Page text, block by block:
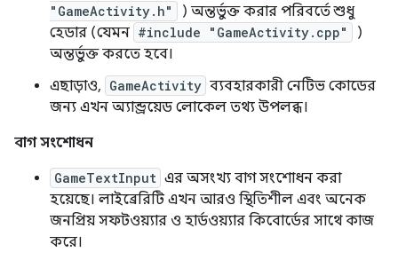
"GameActivity.h"
) অন্তর্ভুক্ত করার পরিবর্তে শুধু
হেডার (যেমন #include "GameActivity.cpp"
)
অন্তর্ভুক্ত করতে হবে।
এছাড়াও, GameActivity ব্যবহারকারী নেটিভ কোডের
জন্য এখন অ্যান্ড্রয়েড লোকেল তথ্য উপলব্ধ।
বাগ সংশোধন
GameTextInput এর অসংখ্য বাগ সংশোধন করা
হয়েছে। লাইব্রেরিটি এখন আরও স্থিতিশীল এবং অনেক
জনপ্রিয় সফটওয়্যার ও হার্ডওয়্যার কিবোর্ডের সাথে কাজ
করে।